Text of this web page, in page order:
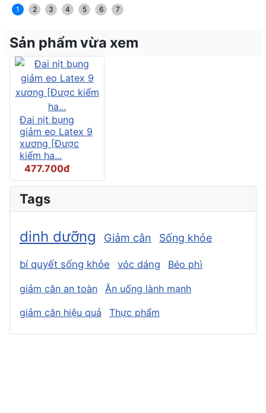
1 2 3 4 5 6 7
Sản phẩm vừa xem
Đai nịt bụng
giảm eo Latex 9
xương [Được
kiểm ha...
477.700đ
Tags
dinh dưỡng Giảm cân Sống khỏe
bí quyết sống khỏe vóc dáng Béo phì
giảm cân an toàn
Ăn uống lành mạnh
giảm cân hiệu quả
Thực phẩm